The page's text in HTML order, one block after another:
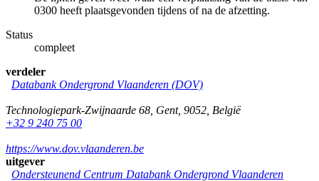
0300 heeft plaatsgevonden tijdens of na de afzetting.
Status
compleet
verdeler
Databank Ondergrond Vlaanderen (DOV)
Technologiepark-Zwijnaarde 68 Gent, 9052 België
+32 9 240 75 00
https://www.dov.vlaanderen.be
uitgever
Ondersteunend Centrum Databank Ondergrond Vlaanderen